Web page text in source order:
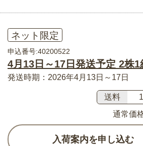
ネット限定
申込番号:40200522
4月13日～17日発送予定 2株1
発送時期：2026年4月13日～17日
送料
通常価
入荷案内を申し込む